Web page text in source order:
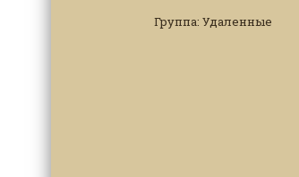
Группа: Удаленные